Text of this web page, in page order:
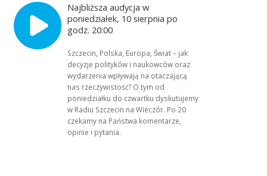
Najbliższa audycja w
poniedziałek, 10 sierpnia po
godz. 20:00
Szczecin, Polska, Europa, Świat – jak
decyzje polityków i naukowców oraz
wydarzenia wpływają na otaczającą
nas rzeczywistość? O tym od
poniedziałku do czwartku dyskutujemy
w Radiu Szczecin na Wieczór. Po 20
czekamy na Państwa komentarze,
opinie i pytania.